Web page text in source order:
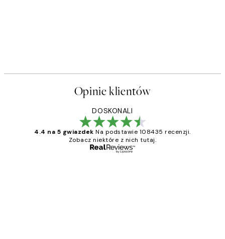
Opinie klientów
DOSKONALI
4.4 na 5 gwiazdek Na podstawie 108435 recenzji.
Zobacz niektóre z nich tutaj.